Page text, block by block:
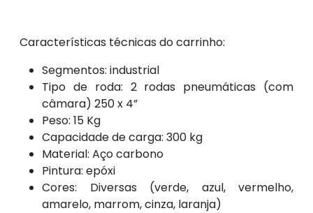
Características técnicas do carrinho:
Segmentos: industrial
Tipo de roda: 2 rodas pneumáticas (com
câmara) 250 x 4”
Peso: 15 Kg
Capacidade de carga: 300 kg
Material: Aço carbono
Pintura: epóxi
Cores: Diversas (verde, azul, vermelho,
amarelo, marrom, cinza, laranja)